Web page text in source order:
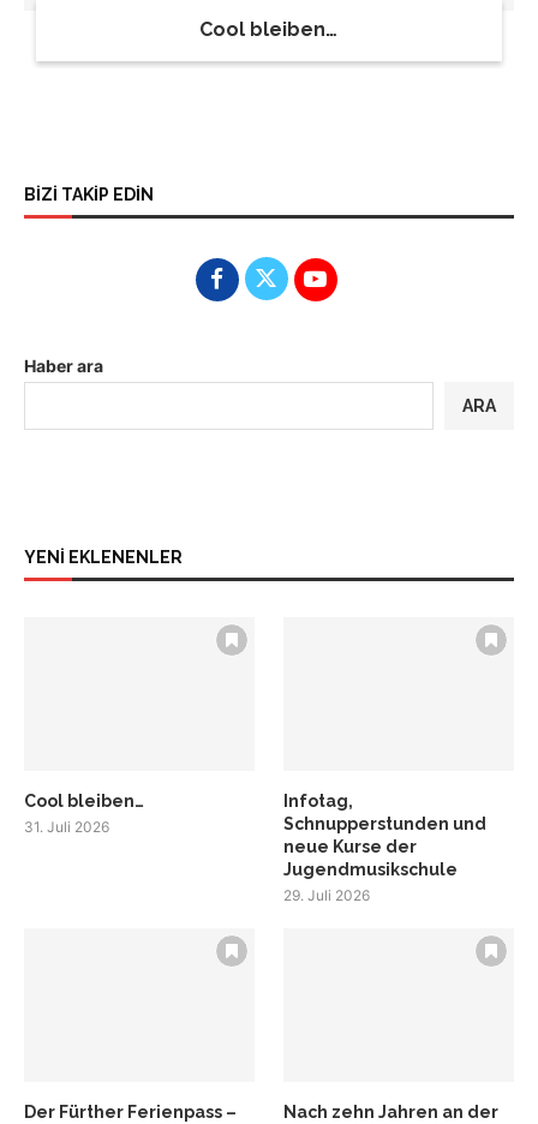
Cool bleiben…
BİZİ TAKİP EDİN
Haber ara
ARA
YENİ EKLENENLER
Cool bleiben…
31. Juli 2026
Infotag,
Schnupperstunden und
neue Kurse der
Jugendmusikschule
29. Juli 2026
Der Fürther Ferienpass –
Nach zehn Jahren an der